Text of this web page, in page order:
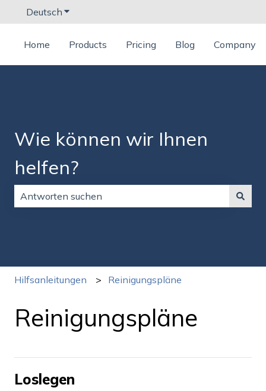
Deutsch Untermenü für Übersetzungen anzeigen
Home Products Pricing Blog Company
Wie können wir Ihnen
helfen?
Hilfsanleitungen Reinigungspläne
Reinigungspläne
Loslegen